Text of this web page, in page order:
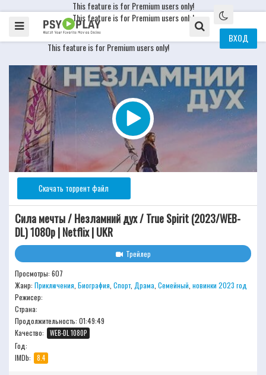
This feature is for Premium users only!
This feature is for Premium users only!
ВХОД
This feature is for Premium users only!
Скачать торрент файл
Сила мечты / Незламний дух / True Spirit (2023/WEB-
DL) 1080p | Netflix | UKR
Трейлер
Просмотры: 607
Жанр: Приключения Биография Спорт, Драма Семейный новинки 2023 год
Режисер:
Страна:
Продолжительность: 01:49:49
Качество:
WEB-DL 1080P
Год:
IMDb:
8.4